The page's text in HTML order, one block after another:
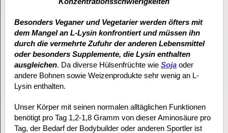
Besonders Veganer und Vegetarier werden öfters mit
dem Mangel an L-Lysin konfrontiert und müssen ihn
durch die vermehrte Zufuhr der anderen Lebensmittel
oder besonders Supplemente, die Lysin enthalten
ausgleichen. Da diverse Hülsenfrüchte wie Sojaoder
andere Bohnen sowie Weizenprodukte sehr wenig an L-
Lysin enthalten.
Unser Körper mit seinen normalen alltäglichen Funktionen
benötigt pro Tag 1,2-1,8 Gramm von dieser Aminosäure pro
Tag, der Bedarf der Bodybuilder oder anderen Sportler ist